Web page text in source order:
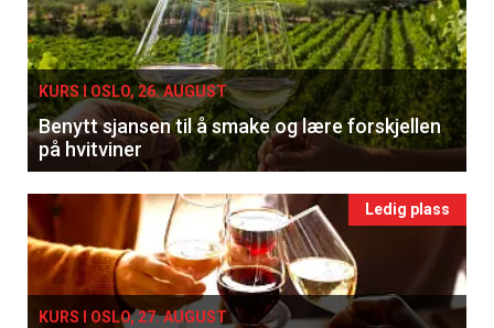
KURS I OSLO, 26. AUGUST
Benytt sjansen til å smake og lære forskjellen
på hvitviner
Ledig plass
KURS I OSLO, 27. AUGUST